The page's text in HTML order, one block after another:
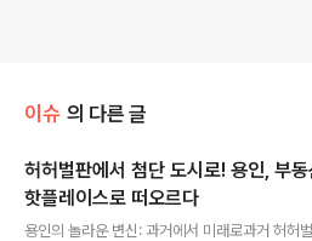
이슈 의 다른 글
허허벌판에서 첨단 도시로! 용인, 부
핫플레이스로 떠오르다
용인의 놀라운 변신: 과거에서 미래로과거 허허